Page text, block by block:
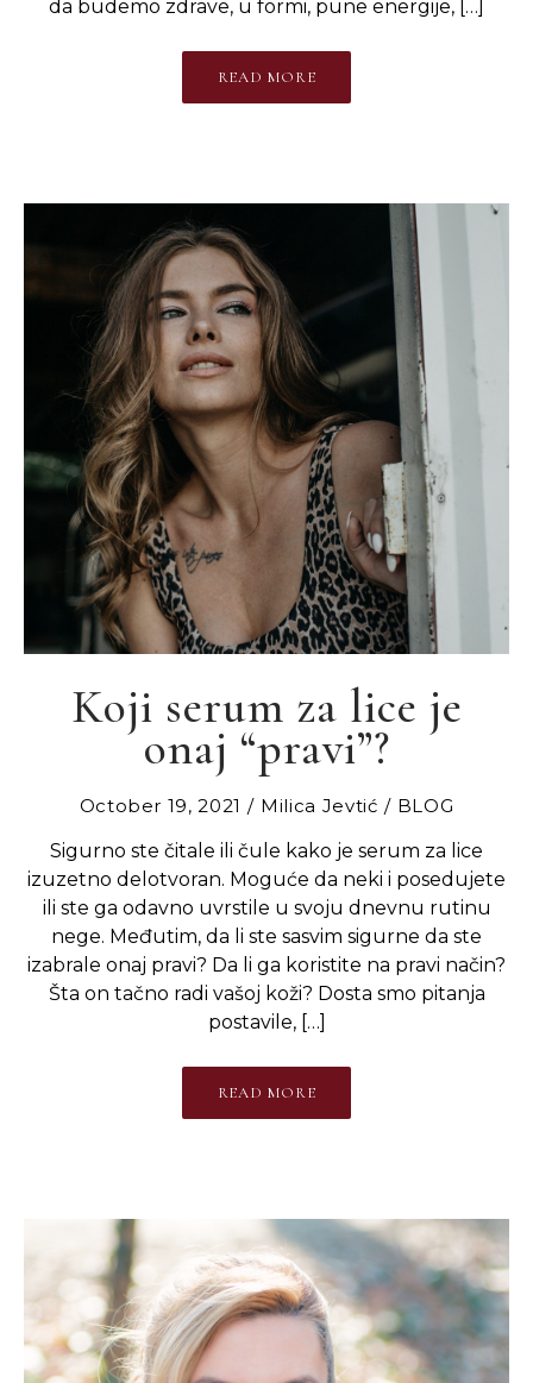
da budemo zdrave, u formi, pune energije, […]
READ MORE
Koji serum za lice je
onaj “pravi”?
October 19, 2021 Milica Jevtić
BLOG
Sigurno ste čitale ili čule kako je serum za lice
izuzetno delotvoran. Moguće da neki i posedujete
ili ste ga odavno uvrstile u svoju dnevnu rutinu
nege. Međutim, da li ste sasvim sigurne da ste
izabrale onaj pravi? Da li ga koristite na pravi način?
Šta on tačno radi vašoj koži? Dosta smo pitanja
postavile, […]
READ MORE